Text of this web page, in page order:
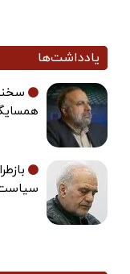
یادداشت‌ها